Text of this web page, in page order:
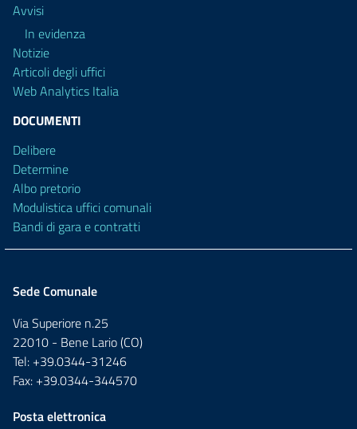
Avvisi
In evidenza
Notizie
Articoli degli uffici
Web Analytics Italia
DOCUMENTI
Delibere
Determine
Albo pretorio
Modulistica uffici comunali
Bandi di gara e contratti
Sede Comunale
Via Superiore n.25
22010 - Bene Lario (CO)
Tel: +39.0344-31246
Fax: +39.0344-344570
Posta elettronica